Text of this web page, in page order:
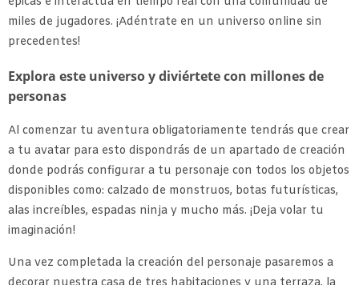
miles de jugadores. ¡Adéntrate en un universo online sin
precedentes!
Explora este universo y diviértete con millones de
personas
Al comenzar tu aventura obligatoriamente tendrás que crear
a tu avatar para esto dispondrás de un apartado de creación
donde podrás configurar a tu personaje con todos los objetos
disponibles como: calzado de monstruos, botas futurísticas,
alas increíbles, espadas ninja y mucho más. ¡Deja volar tu
imaginación!
Una vez completada la creación del personaje pasaremos a